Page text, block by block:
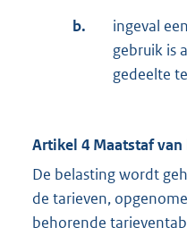
b.
ingeval
gebruik is
gedeelte
Artikel 4 Maatstaf
De belasting wordt
de tarieven,
behorende